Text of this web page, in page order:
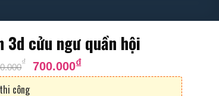
3d cửu ngư quần hội
₫ Giá
gốc
700.000₫Giá
hiện
công